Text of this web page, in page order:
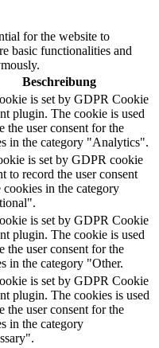
for the website to
basic functionalities and
Beschreibung
is set by GDPR Cookie
plugin. The cookie is used
the user consent for the
in the category "Analytics".
is set by GDPR cookie
to record the user consent
cookies in the category
is set by GDPR Cookie
plugin. The cookie is used
the user consent for the
in the category "Other.
is set by GDPR Cookie
plugin. The cookies is used
the user consent for the
in the category